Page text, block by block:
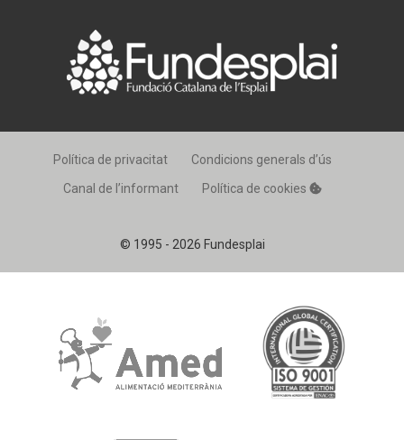
© 1995 - 2026 Fundesplai
Política de privacitat
Condicions generals d’ús
Canal de l’informant
Política de cookies